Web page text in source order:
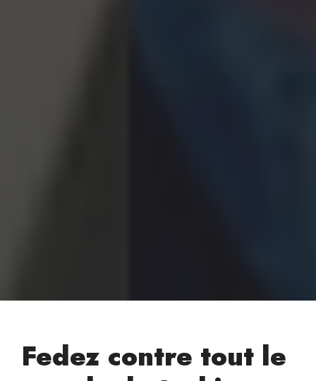
Fedez contre tout le